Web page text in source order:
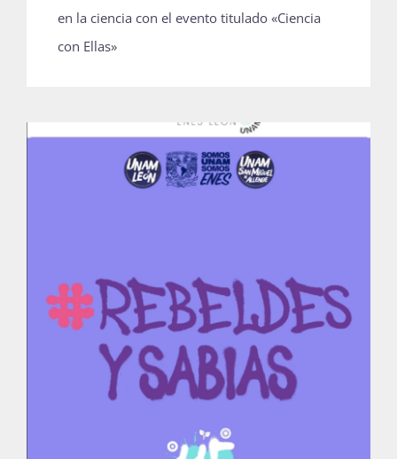
Bienvenida generación 2027-1
en la ciencia con el evento titulado «Ciencia
con Ellas»